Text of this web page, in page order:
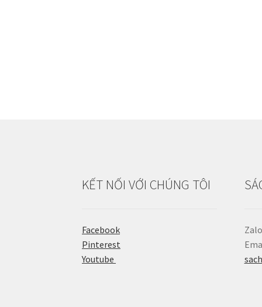
KẾT NỐI VỚI CHÚNG TÔI
Facebook
Pinterest
Youtube